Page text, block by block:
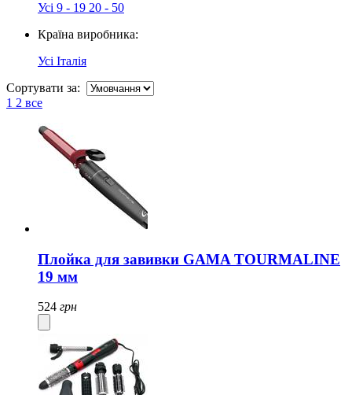
Усі 9 - 19 20 - 50
Країна виробника:
Усі Італія
Сортувати за:
1 2 все
Плойка для завивки GAMA TOURMALINE
19 мм
524 грн